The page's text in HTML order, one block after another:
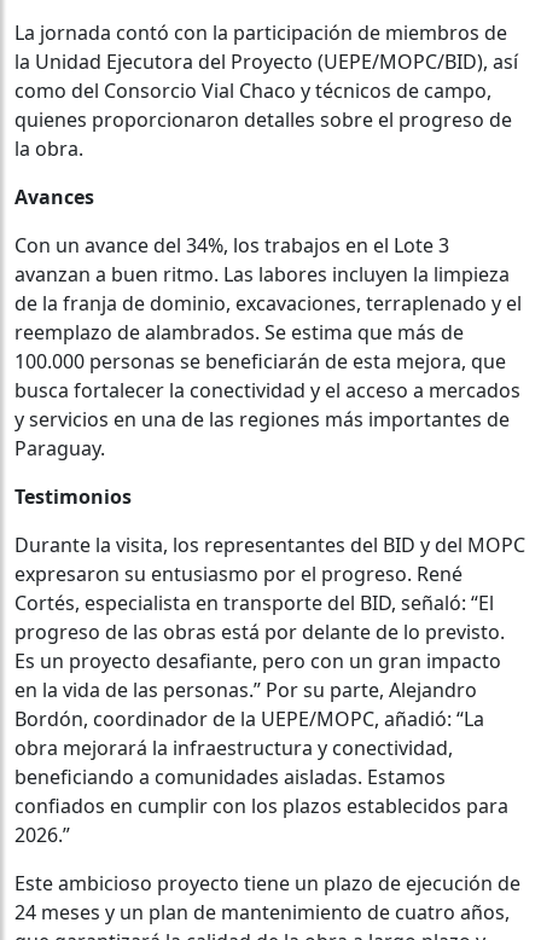
La jornada contó con la participación de miembros de
la Unidad Ejecutora del Proyecto (UEPE/MOPC/BID), así
como del Consorcio Vial Chaco y técnicos de campo,
quienes proporcionaron detalles sobre el progreso de
la obra.
Avances
Con un avance del 34%, los trabajos en el Lote 3
avanzan a buen ritmo. Las labores incluyen la limpieza
de la franja de dominio, excavaciones, terraplenado y el
reemplazo de alambrados. Se estima que más de
100.000 personas se beneficiarán de esta mejora, que
busca fortalecer la conectividad y el acceso a mercados
y servicios en una de las regiones más importantes de
Paraguay.
Testimonios
Durante la visita, los representantes del BID y del MOPC
expresaron su entusiasmo por el progreso. René
Cortés, especialista en transporte del BID, señaló: “El
progreso de las obras está por delante de lo previsto.
Es un proyecto desafiante, pero con un gran impacto
en la vida de las personas.” Por su parte, Alejandro
Bordón, coordinador de la UEPE/MOPC, añadió: “La
obra mejorará la infraestructura y conectividad,
beneficiando a comunidades aisladas. Estamos
confiados en cumplir con los plazos establecidos para
2026.”
Este ambicioso proyecto tiene un plazo de ejecución de
24 meses y un plan de mantenimiento de cuatro años,